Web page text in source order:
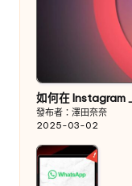
如何在 Instagram
發布者：澤田奈奈
2025-03-02